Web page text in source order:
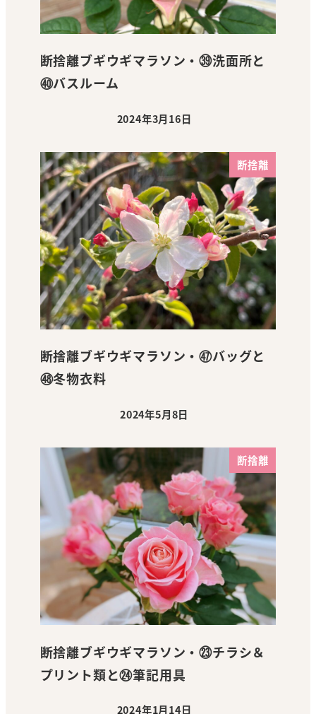
断捨離ブギウギマラソン・㊴洗面所と
㊵バスルーム
投稿日
2024年3月16日
断捨離
断捨離ブギウギマラソン・㊼バッグと
㊽冬物衣料
投稿日
2024年5月8日
断捨離
断捨離ブギウギマラソン・㉓チラシ＆
プリント類と㉔筆記用具
2024年1月14日